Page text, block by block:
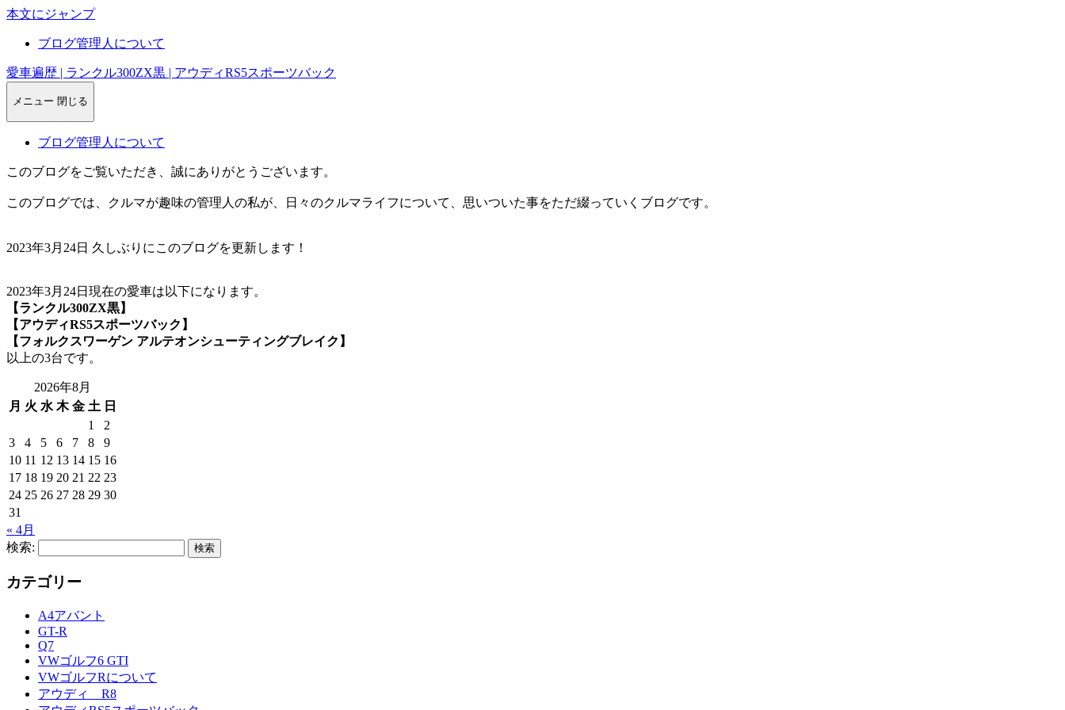
本文にジャンプ
ブログ管理人について
愛車遍歴 | ランクル300ZX黒 | アウディRS5スポーツバック
メニュー 閉じる
ブログ管理人について
このブログをご覧いただき、誠にありがとうございます。
このブログでは、クルマが趣味の管理人の私が、日々のクルマライフについて、思いついた事をただ綴っていくブログです。
2023年3月24日 久しぶりにこのブログを更新します！
2023年3月24日現在の愛車は以下になります。
【ランクル300ZX黒】
【アウディRS5スポーツバック】
【フォルクスワーゲン アルテオンシューティングブレイク】
以上の3台です。
2026年8月
月 火 水 木 金 土 日
1
2
3
4 5 6 7 8
9
10 11 12 13 14 15 16
17 18 19 20 21 22 23
24 25 26 27 28 29 30
31
« 4月
検索:
カテゴリー
A4アバント
GT-R
Q7
VWゴルフ6 GTI
VWゴルフRについて
アウディ R8